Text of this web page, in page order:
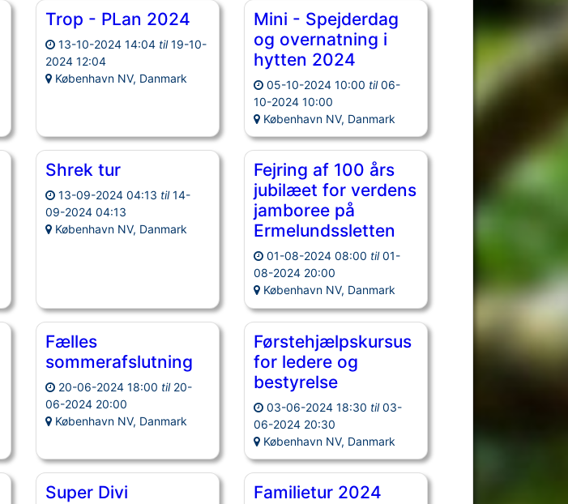
Trop - PLan 2024
13-10-2024 14:04 til 19-10-
2024 12:04
København NV, Danmark
Mini - Spejderdag
og overnatning i
hytten 2024
05-10-2024 10:00 til 06-
10-2024 10:00
København NV, Danmark
Shrek tur
13-09-2024 04:13 til 14-
09-2024 04:13
København NV, Danmark
Fejring af 100 års
jubilæet for verdens
jamboree på
Ermelundssletten
01-08-2024 08:00 til 01-
08-2024 20:00
København NV, Danmark
Fælles
sommerafslutning
20-06-2024 18:00 til 20-
06-2024 20:00
København NV, Danmark
Førstehjælpskursus
for ledere og
bestyrelse
03-06-2024 18:30 til 03-
06-2024 20:30
København NV, Danmark
Super Divi Familietur 2024